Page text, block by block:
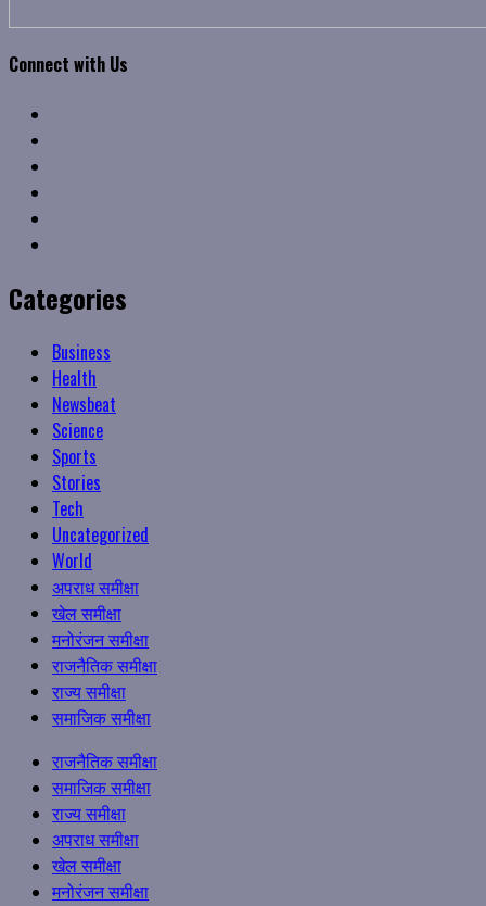
Connect with Us
Categories
Business
Health
Newsbeat
Science
Sports
Stories
Tech
Uncategorized
World
अपराध समीक्षा
खेल समीक्षा
मनोरंजन समीक्षा
राजनैतिक समीक्षा
राज्य समीक्षा
समाजिक समीक्षा
Primary
Menu
राजनैतिक समीक्षा
समाजिक समीक्षा
राज्य समीक्षा
अपराध समीक्षा
खेल समीक्षा
मनोरंजन समीक्षा